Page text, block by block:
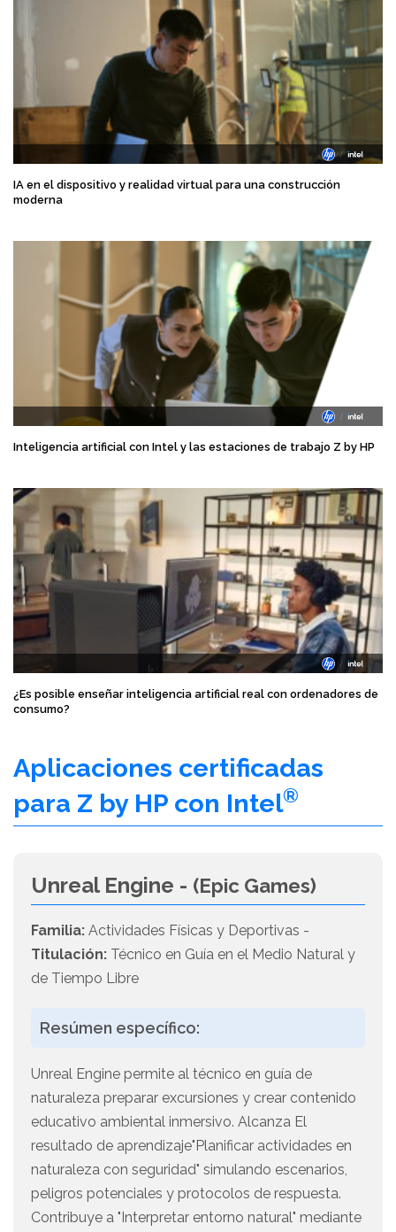
IA en el dispositivo y realidad virtual para una construcción
moderna
Inteligencia artificial con Intel y las estaciones de trabajo Z by HP
¿Es posible enseñar inteligencia artificial real con ordenadores de
consumo?
Aplicaciones certificadas
para Z by HP con Intel®
Unreal Engine - (Epic Games)
Familia: Actividades Físicas y Deportivas -
Titulación: Técnico en Guía en el Medio Natural y
de Tiempo Libre
Resúmen específico:
Unreal Engine permite al técnico en guía de
naturaleza preparar excursiones y crear contenido
educativo ambiental inmersivo. Alcanza El
resultado de aprendizaje"Planificar actividades en
naturaleza con seguridad" simulando escenarios,
peligros potenciales y protocolos de respuesta.
Contribuye a "Interpretar entorno natural" mediante